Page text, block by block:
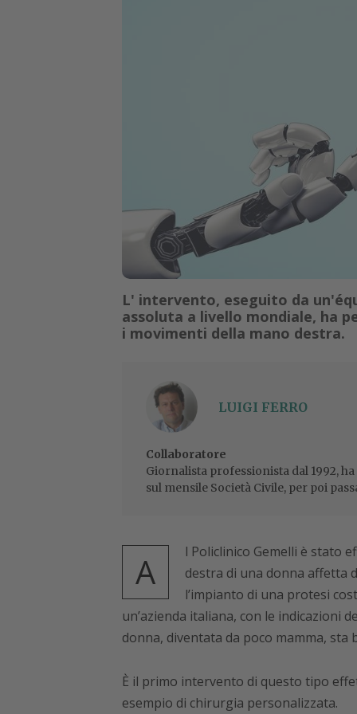
L' intervento, eseguito da
assoluta a livello mondiale, ha
i movimenti della mano destra.
LUIGI FERRO
Collaboratore
Giornalista professionista dal 1992,
sul mensile Società Civile, per poi
A
l Policlinico Gemelli è stato
destra di una donna affetta
l’impianto di una protesi
un’azienda italiana, con le indicazioni
donna, diventata da poco mamma,
È il primo intervento di questo tipo
esempio di chirurgia personalizzata.